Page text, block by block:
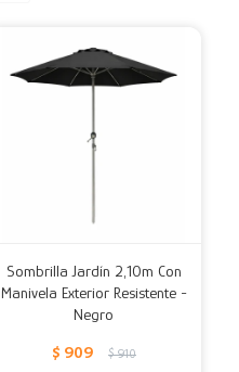
Sombrilla Jardín 2,10m Con
Manivela Exterior Resistente -
Negro
$ 909 $ 910